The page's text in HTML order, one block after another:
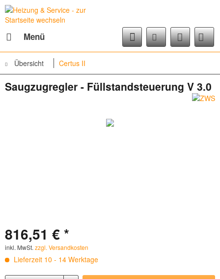
Menü
Übersicht Certus II
Saugzugregler - Füllstandsteuerung V 3.0
816,51 € *
inkl. MwSt. zzgl. Versandkosten
Lieferzeit 10 - 14 Werktage